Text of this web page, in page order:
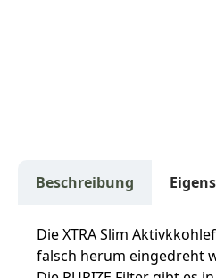
Beschreibung
Die XTRA Slim
falsch herum eingedreht